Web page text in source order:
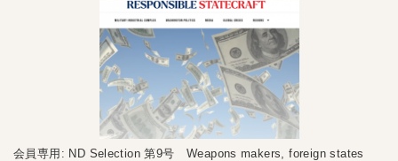
会員専用: ND Selection 第9号 Weapons makers, foreign states